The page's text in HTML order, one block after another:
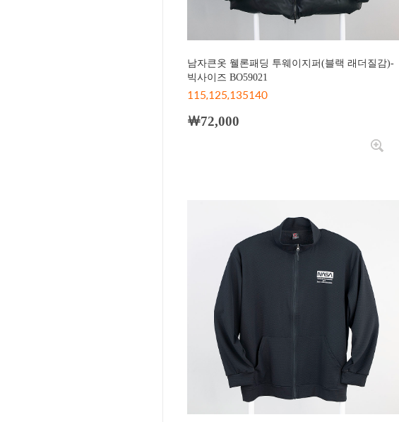
남자큰옷 웰론패딩 투웨이지퍼(블랙 래더질감)-
빅사이즈 BO59021
115,125,135140
￦72,000